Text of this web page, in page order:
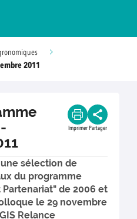
2011
Imprimer Partager
sélection de
du programme
de 2006 et
le 29 novembre
Relance